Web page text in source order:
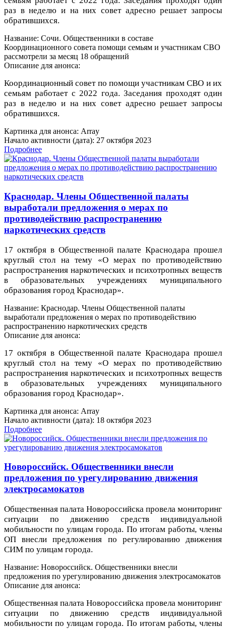
раз в неделю и на них совет адресно решает запросы
обратившихся.
Название: Сочи. Общественники в составе
Координационного совета помощи семьям и участникам СВО
рассмотрели за месяц 18 обращений
Описание для анонса:
Координационный совет по помощи участникам СВО и их
семьям работает с 2022 года. Заседания проходят один
раз в неделю и на них совет адресно решает запросы
обратившихся.
Картинка для анонса: Array
Начало активности (дата): 27 октября 2023
Подробнее
Краснодар. Члены Общественной палаты
выработали предложения о мерах по
противодействию распространению
наркотических средств
17 октября в Общественной палате Краснодара прошел
круглый стол на тему «О мерах по противодействию
распространения наркотических и психотропных веществ
в образовательных учреждениях муниципального
образования город Краснодар».
Название: Краснодар. Члены Общественной палаты
выработали предложения о мерах по противодействию
распространению наркотических средств
Описание для анонса:
17 октября в Общественной палате Краснодара прошел
круглый стол на тему «О мерах по противодействию
распространения наркотических и психотропных веществ
в образовательных учреждениях муниципального
образования город Краснодар».
Картинка для анонса: Array
Начало активности (дата): 18 октября 2023
Подробнее
Новороссийск. Общественники внесли
предложения по урегулированию движения
электросамокатов
Общественная палата Новороссийска провела мониторинг
ситуации по движению средств индивидуальной
мобильности по улицам города. По итогам работы, члены
ОП внесли предложения по регулированию движения
СИМ по улицам города.
Название: Новороссийск. Общественники внесли
предложения по урегулированию движения электросамокатов
Описание для анонса:
Общественная палата Новороссийска провела мониторинг
ситуации по движению средств индивидуальной
мобильности по улицам города. По итогам работы, члены